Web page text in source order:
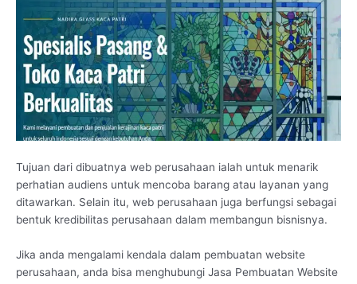
Tujuan dari dibuatnya web perusahaan ialah untuk menarik
perhatian audiens untuk mencoba barang atau layanan yang
ditawarkan. Selain itu, web perusahaan juga berfungsi sebagai
bentuk kredibilitas perusahaan dalam membangun bisnisnya.
Jika anda mengalami kendala dalam pembuatan website
perusahaan, anda bisa menghubungi Jasa Pembuatan Website